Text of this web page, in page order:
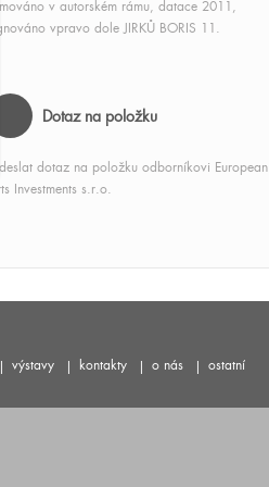
v autorském rámu, datace 2011,
vpravo dole JIRKŮ BORIS 11.
Dotaz na položku
dotaz na položku odborníkovi European
Investments s.r.o.
výstavy kontakty o nás ostatní